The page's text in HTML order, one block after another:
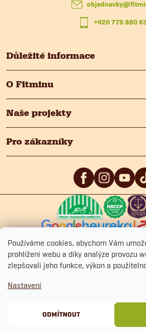
Používáme cookies, abychom Vám
prohlížení webu a díky analýze provozu
zlepšovali jeho funkce, výkon a
Nastavení
ODMÍTNOUT
Důležité informace
O Fitminu
Naše projekty
Pro zákazníky
objednavky@
+420 775 880
5 4.9 /5
Obchodní